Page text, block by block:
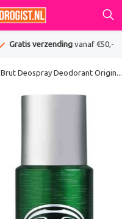
Gratis verzendingvanaf €50,-
Brut Deospray Deodorant Origin...